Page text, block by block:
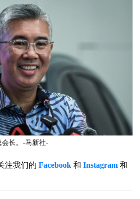
会长。-马新社-
注我们的 Facebook 和 Instagram 和